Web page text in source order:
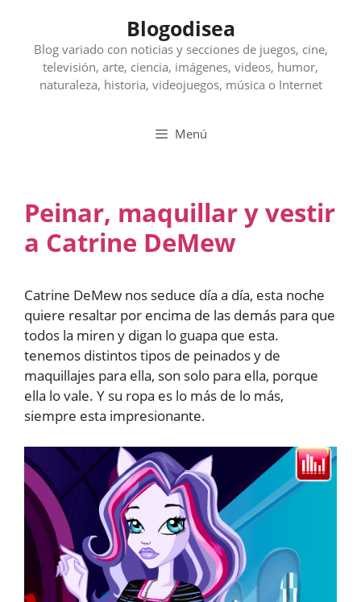
contenido
Blogodisea
Blog variado con noticias y secciones de juegos, cine,
televisión, arte, ciencia, imágenes, videos, humor,
naturaleza, historia, videojuegos, música o Internet
Menú
Peinar, maquillar y vestir
a Catrine DeMew
Catrine DeMew nos seduce día a día, esta noche
quiere resaltar por encima de las demás para que
todos la miren y digan lo guapa que esta.
tenemos distintos tipos de peinados y de
maquillajes para ella, son solo para ella, porque
ella lo vale. Y su ropa es lo más de lo más,
siempre esta impresionante.